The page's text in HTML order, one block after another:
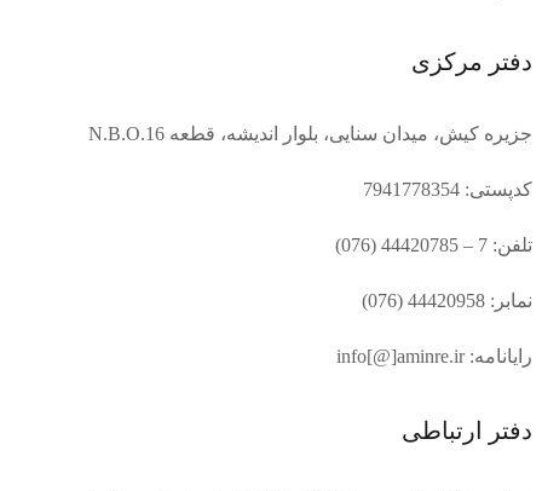
دفتر مرکزی
جزیره کیش، میدان سنایی، بلوار اندیشه، قطعه N.B.O.16
کدپستی: 7941778354
تلفن: 7 – 44420785 (076)
نمابر: 44420958 (076)
رایانامه: info[@]aminre.ir
دفتر ارتباطی